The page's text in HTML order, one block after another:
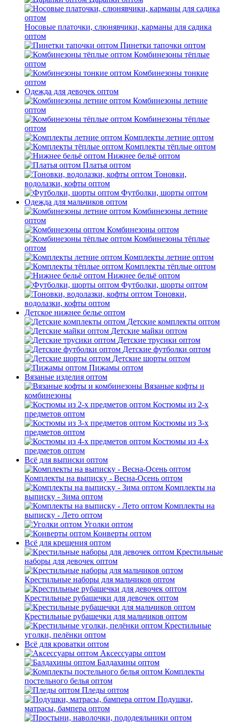
Носовые платочки, слюнявчики, карманы для садика
оптом
Пинетки тапочки оптом
Комбинезоны тёплые
оптом
Комбинезоны тонкие
оптом
Одежда для девочек оптом
Комбинезоны летние
оптом
Комбинезоны тёплые
оптом
Комплекты летние оптом
Комплекты тёплые оптом
Нижнее бельё оптом
Платья оптом
Тоновки,
водолазки, кофты оптом
Футболки, шорты оптом
Одежда для мальчиков оптом
Комбинезоны летние
оптом
Комбинезоны оптом
Комбинезоны тёплые
оптом
Комплекты летние оптом
Комплекты тёплые оптом
Нижнее бельё оптом
Футболки, шорты оптом
Тоновки,
водолазки, кофты оптом
Детское нижнее белье оптом
Детские комплекты оптом
Детские майки оптом
Детские трусики оптом
Детские футболки оптом
Детские шорты оптом
Пижамы оптом
Вязаные изделия оптом
Вязаные кофты и
комбинезоны
Костюмы из 2-х
предметов оптом
Костюмы из 3-х
предметов оптом
Костюмы из 4-х
предметов оптом
Всё для выписки оптом
Комплекты на выписку - Весна-Осень оптом
Комплекты на
выписку - Зима оптом
Комплекты на
выписку - Лето оптом
Уголки оптом
Конверты оптом
Всё для крещения оптом
Крестильные
наборы для девочек оптом
Крестильные наборы для мальчиков оптом
Крестильные рубашечки для девочек оптом
Крестильные рубашечки для мальчиков оптом
Крестильные
уголки, пелёнки оптом
Всё для кроватки оптом
Аксессуары оптом
Балдахины оптом
Комплекты
постельного белья оптом
Пледы оптом
Подушки,
матрасы, бампера оптом